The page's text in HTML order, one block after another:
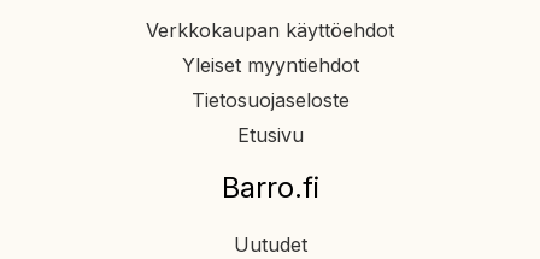
Verkkokaupan käyttöehdot
Yleiset myyntiehdot
Tietosuojaseloste
Etusivu
Barro.fi
Uutudet